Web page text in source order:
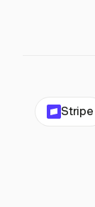
Stripe